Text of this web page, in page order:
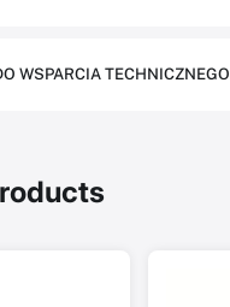
WSPARCIA TECHNICZNEGO